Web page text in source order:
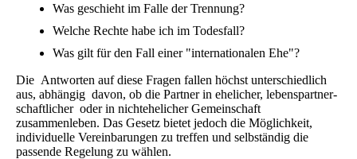
Was geschieht im Falle der Trennung?
Welche Rechte habe ich im Todesfall?
Was gilt für den Fall einer "internationalen Ehe"?
Die Antworten auf diese Fragen fallen höchst unterschiedlich
aus, abhängig davon, ob die Partner in ehelicher, le­bens­part­ner­
schaft­licher oder in nichtehelicher Gemeinschaft
zusammenleben. Das Gesetz bietet jedoch die Möglichkeit,
individuelle Vereinbarungen zu treffen und selbständig die
passende Regelung zu wählen.